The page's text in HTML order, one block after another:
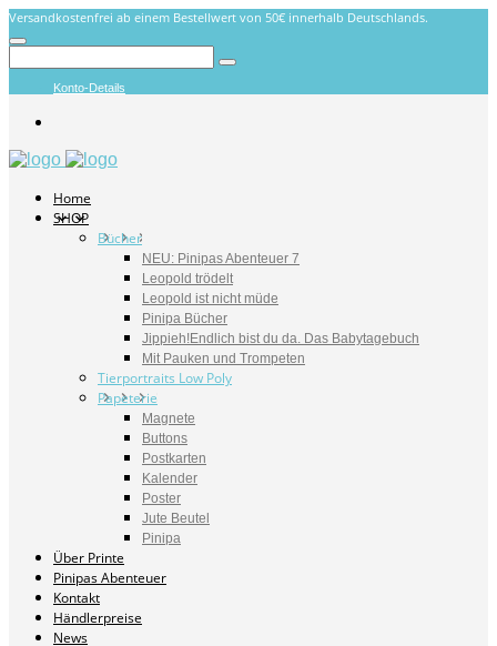
Versandkostenfrei ab einem Bestellwert von 50€ innerhalb Deutschlands.
Konto-Details
Home
SHOP
Bücher
NEU: Pinipas Abenteuer 7
Leopold trödelt
Leopold ist nicht müde
Pinipa Bücher
Jippieh!Endlich bist du da. Das Babytagebuch
Mit Pauken und Trompeten
Tierportraits Low Poly
Papeterie
Magnete
Buttons
Postkarten
Kalender
Poster
Jute Beutel
Pinipa
Über Printe
Pinipas Abenteuer
Kontakt
Händlerpreise
News